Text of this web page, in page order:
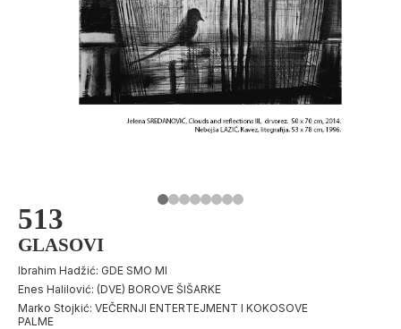
513
GLASOVI
Ibrahim Hadžić: GDE SMO MI
Enes Halilović: (DVE) BOROVE ŠIŠARKE
Marko Stojkić: VEČERNJI ENTERTEJMENT I KOKOSOVE
PALME